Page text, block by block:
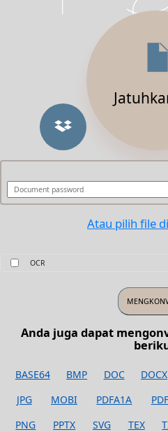
Atau pilih file
OCR
Anda juga dapat
BASE64 BMP DOC DOCX
JPG
MOBI PDFA1A
PNG
PPTX SVG TEX